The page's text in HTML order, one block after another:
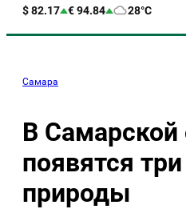
$ 82.17 € 94.84 28°C
Самара
В Самарской
появятся
природы